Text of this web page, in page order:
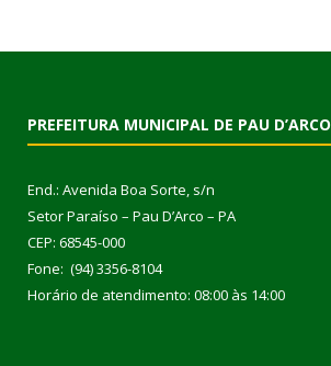
PREFEITURA MUNICIPAL DE PAU D’ARCO
End.: Avenida Boa Sorte, s/n
Setor Paraíso – Pau D’Arco – PA
CEP: 68545-000
Fone: (94) 3356-8104
Horário de atendimento: 08:00 às 14:00